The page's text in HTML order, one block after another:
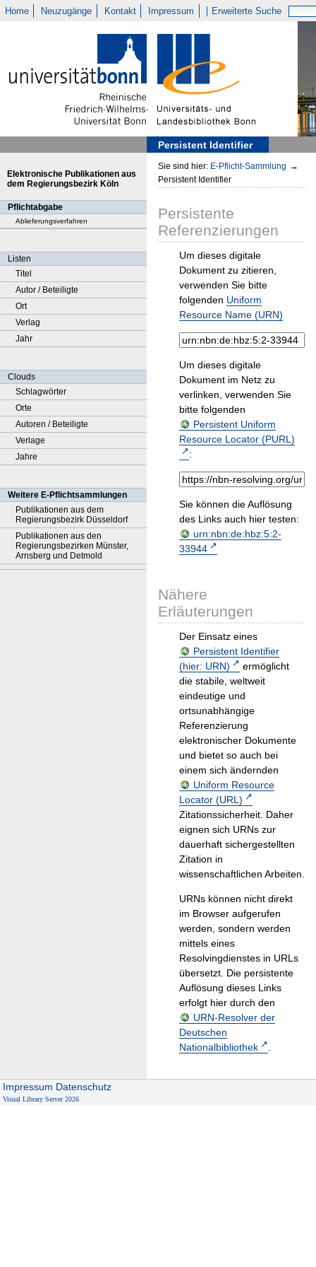
Home Neuzugänge Kontakt Impressum Erweiterte Suche
Persistent Identifier
Elektronische Publikationen aus
dem Regierungsbezirk Köln
Pflichtabgabe
Ablieferungsverfahren
Listen
Titel
Autor / Beteiligte
Ort
Verlag
Jahr
Clouds
Schlagwörter
Orte
Autoren / Beteiligte
Verlage
Jahre
Weitere E-Pflichtsammlungen
Publikationen aus dem
Regierungsbezirk Düsseldorf
Publikationen aus den
Regierungsbezirken Münster,
Arnsberg und Detmold
Sie sind hier: E-Pflicht-Sammlung →
Persistent Identifier
Persistente
Referenzierungen
Um dieses digitale
Dokument zu zitieren,
verwenden Sie bitte
folgenden Uniform
Resource Name (URN)
Um dieses digitale
Dokument im Netz zu
verlinken, verwenden Sie
bitte folgenden
Persistent Uniform
Resource Locator (PURL)
:
Sie können die Auflösung
des Links auch hier testen:
urn:nbn:de:hbz:5:2-
33944
Nähere
Erläuterungen
Der Einsatz eines
Persistent Identifier
(hier: URN)
ermöglicht
die stabile, weltweit
eindeutige und
ortsunabhängige
Referenzierung
elektronischer Dokumente
und bietet so auch bei
einem sich ändernden
Uniform Resource
Locator (URL)
Zitationssicherheit. Daher
eignen sich URNs zur
dauerhaft sichergestellten
Zitation in
wissenschaftlichen Arbeiten.
URNs können nicht direkt
im Browser aufgerufen
werden, sondern werden
mittels eines
Resolvingdienstes in URLs
übersetzt. Die persistente
Auflösung dieses Links
erfolgt hier durch den
URN-Resolver der
Deutschen
Nationalbibliothek
.
Impressum Datenschutz
Visual Library Server 2026